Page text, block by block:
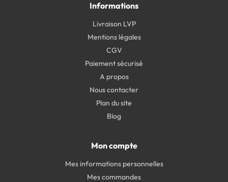
Informations
Livraison LVP
Mentions légales
CGV
Paiement sécurisé
A propos
Nous contacter
Plan du site
Blog
Mon compte
Mes informations personnelles
Mes commandes